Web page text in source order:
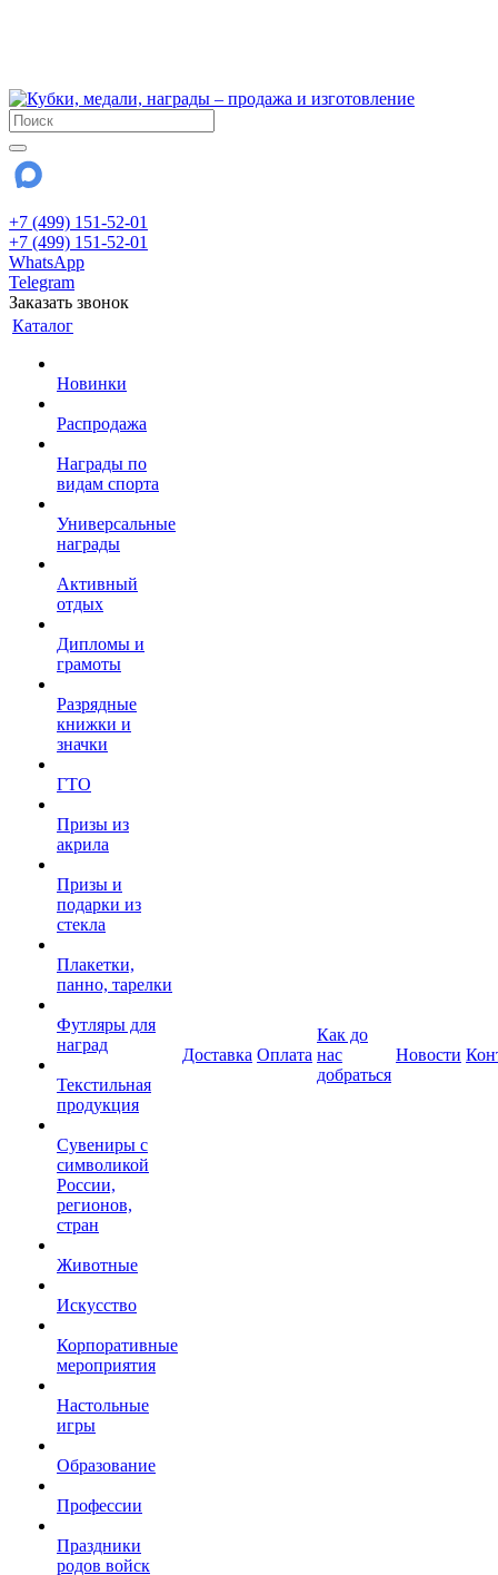
+7 (499) 151-52-01
+7 (499) 151-52-01
WhatsApp
Telegram
Заказать звонок
Каталог
Новинки
Распродажа
Награды по
видам спорта
Универсальные
награды
Активный
отдых
Дипломы и
грамоты
Разрядные
книжки и
значки
ГТО
Призы из
акрила
Призы и
подарки из
стекла
Плакетки,
панно, тарелки
Футляры для
наград
Текстильная
продукция
Сувениры с
символикой
России,
регионов,
стран
Животные
Искусство
Корпоративные
мероприятия
Настольные
игры
Образование
Профессии
Праздники
родов войск
Доставка Оплата
Как до
нас
добраться
Новости